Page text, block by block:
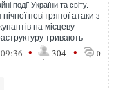
події України та світу.
повітряної атаки з
на місцеву
тривають
електро- та ...
• 304 • 0